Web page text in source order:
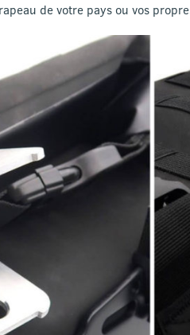
de votre pays ou vos